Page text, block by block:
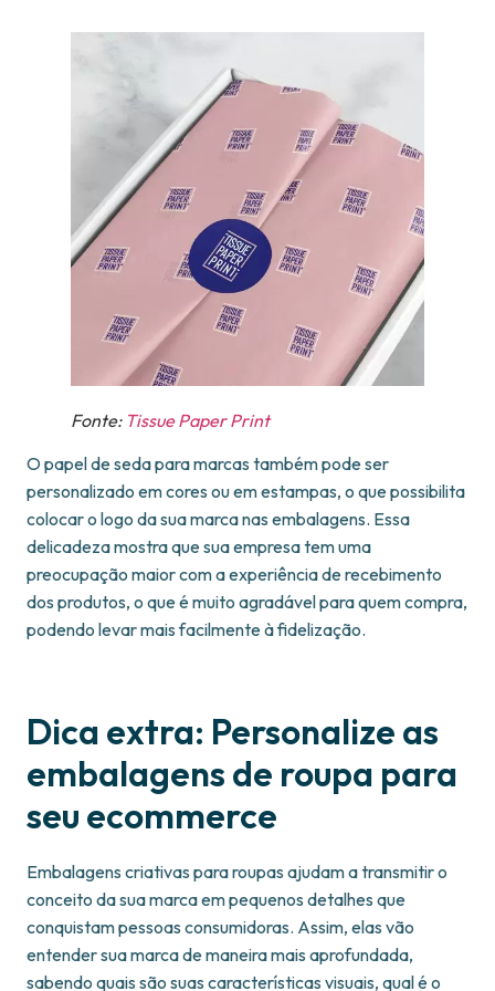
Fonte: Tissue Paper Print
O papel de seda para marcas também pode ser
personalizado em cores ou em estampas, o que possibilita
colocar o logo da sua marca nas embalagens. Essa
delicadeza mostra que sua empresa tem uma
preocupação maior com a experiência de recebimento
dos produtos, o que é muito agradável para quem compra,
podendo levar mais facilmente à fidelização.
Dica extra: Personalize as
embalagens de roupa para
seu ecommerce
Embalagens criativas para roupas ajudam a transmitir o
conceito da sua marca em pequenos detalhes que
conquistam pessoas consumidoras. Assim, elas vão
entender sua marca de maneira mais aprofundada,
sabendo quais são suas características visuais, qual é o